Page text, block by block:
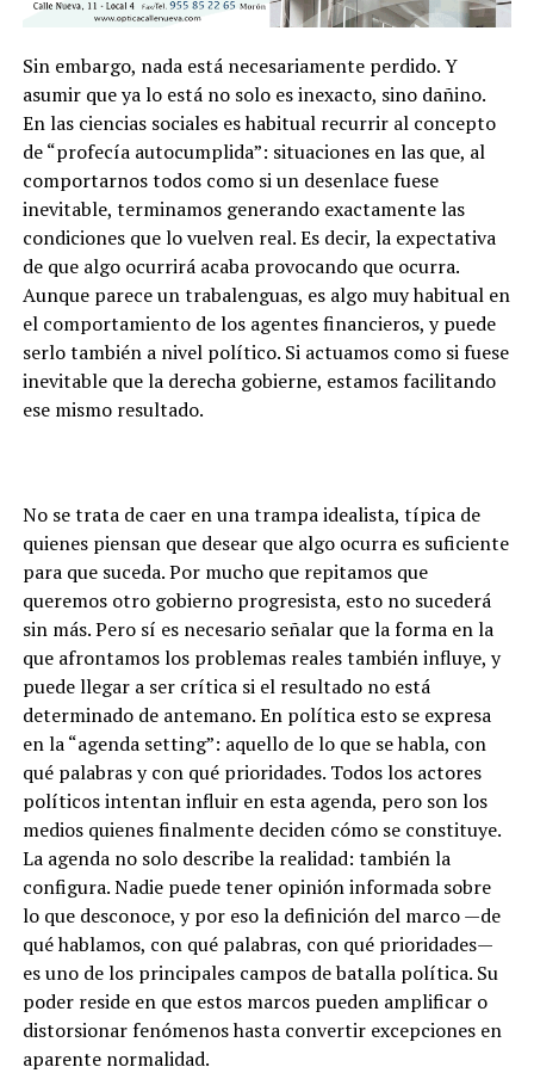
Sin embargo, nada está necesariamente perdido. Y
asumir que ya lo está no solo es inexacto, sino dañino.
En las ciencias sociales es habitual recurrir al concepto
de “profecía autocumplida”: situaciones en las que, al
comportarnos todos como si un desenlace fuese
inevitable, terminamos generando exactamente las
condiciones que lo vuelven real. Es decir, la expectativa
de que algo ocurrirá acaba provocando que ocurra.
Aunque parece un trabalenguas, es algo muy habitual en
el comportamiento de los agentes financieros, y puede
serlo también a nivel político. Si actuamos como si fuese
inevitable que la derecha gobierne, estamos facilitando
ese mismo resultado.
No se trata de caer en una trampa idealista, típica de
quienes piensan que desear que algo ocurra es suficiente
para que suceda. Por mucho que repitamos que
queremos otro gobierno progresista, esto no sucederá
sin más. Pero sí es necesario señalar que la forma en la
que afrontamos los problemas reales también influye, y
puede llegar a ser crítica si el resultado no está
determinado de antemano. En política esto se expresa
en la “agenda setting”: aquello de lo que se habla, con
qué palabras y con qué prioridades. Todos los actores
políticos intentan influir en esta agenda, pero son los
medios quienes finalmente deciden cómo se constituye.
La agenda no solo describe la realidad: también la
configura. Nadie puede tener opinión informada sobre
lo que desconoce, y por eso la definición del marco —de
qué hablamos, con qué palabras, con qué prioridades—
es uno de los principales campos de batalla política. Su
poder reside en que estos marcos pueden amplificar o
distorsionar fenómenos hasta convertir excepciones en
aparente normalidad.